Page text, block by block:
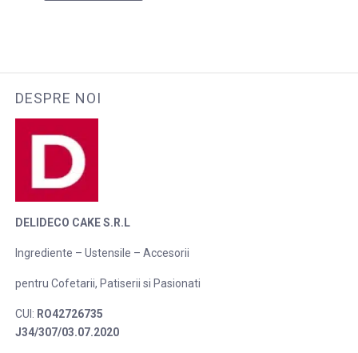
DESPRE NOI
DELIDECO CAKE S.R.L
Ingrediente – Ustensile – Accesorii
pentru Cofetarii, Patiserii si Pasionati
CUI: RO42726735
J34/307/03.07.2020